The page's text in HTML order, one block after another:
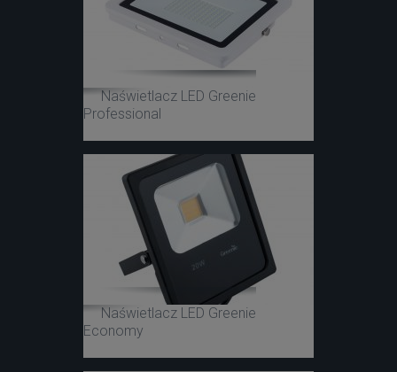
Naświetlacz LED Greenie
Professional
Naświetlacz LED Greenie
Economy